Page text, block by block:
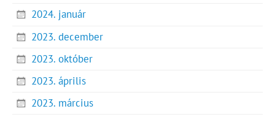
2024. január
2023. december
2023. október
2023. április
2023. március